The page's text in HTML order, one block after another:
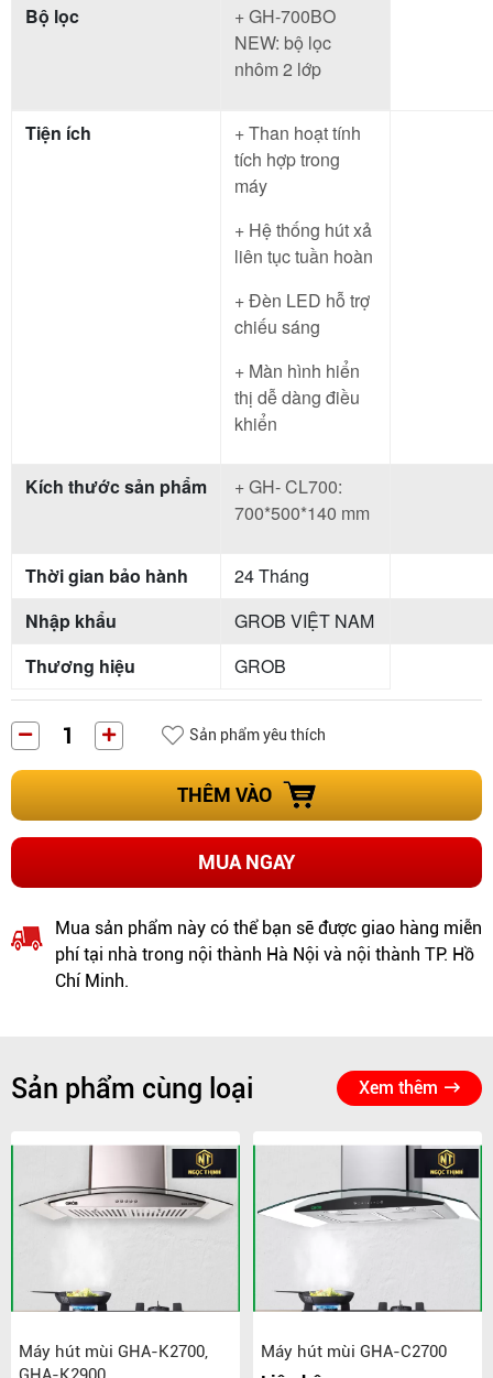
Bộ lọc
+ GH-700BO
NEW: bộ lọc
nhôm 2 lớp
Tiện ích
+ Than hoạt tính
tích hợp trong
máy
+ Hệ thống hút xả
liên tục tuần hoàn
+ Đèn LED hỗ trợ
chiếu sáng
+ Màn hình hiển
thị dễ dàng điều
khiển
Kích thước sản phẩm
+ GH- CL700:
700*500*140 mm
Thời gian bảo hành
24 Tháng
Nhập khẩu
GROB VIỆT NAM
Thương hiệu
GROB
Sản phẩm yêu thích
THÊM VÀO
MUA NGAY
Mua sản phẩm này có thể bạn sẽ được giao hàng miễn
phí tại nhà trong nội thành Hà Nội và nội thành TP. Hồ
Chí Minh.
Sản phẩm cùng loại Xem thêm
Máy hút mùi GHA-K2700,
Máy hút mùi GHA-C2700